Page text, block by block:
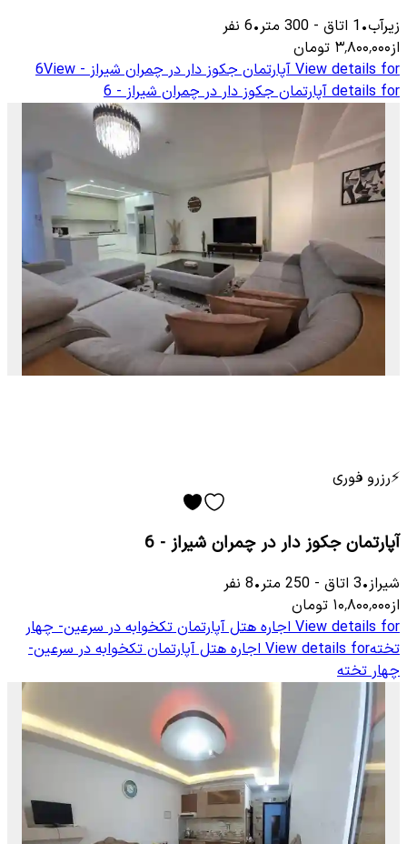
زیرآب•
1 اتاق -
300 متر•
6 نفر
از۳٬۸۰۰٬۰۰۰ تومان
View details for آپارتمان جکوز دار در چمران شیراز - 6View
details for آپارتمان جکوز دار در چمران شیراز - 6
⚡رزرو فوری
آپارتمان جکوز دار در چمران شیراز - 6
شیراز•
3 اتاق -
250 متر•
8 نفر
از۱۰٬۸۰۰٬۰۰۰ تومان
View details for اجاره هتل آپارتمان تکخوابه در سرعین- چهار
تختهView details for اجاره هتل آپارتمان تکخوابه در سرعین-
چهار تخته